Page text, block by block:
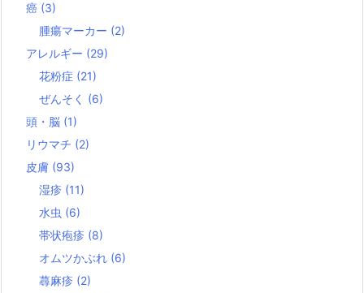
癌 (3)
腫瘍マーカー (2)
アレルギー (29)
花粉症 (21)
ぜんそく (6)
頭・脳 (1)
リウマチ (2)
皮膚 (93)
湿疹 (11)
水虫 (6)
帯状疱疹 (8)
オムツかぶれ (6)
蕁麻疹 (2)